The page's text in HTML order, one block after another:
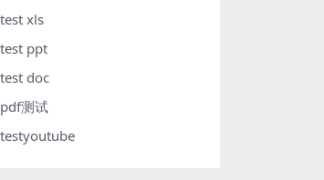
test xls
test ppt
test doc
pdf测试
testyoutube